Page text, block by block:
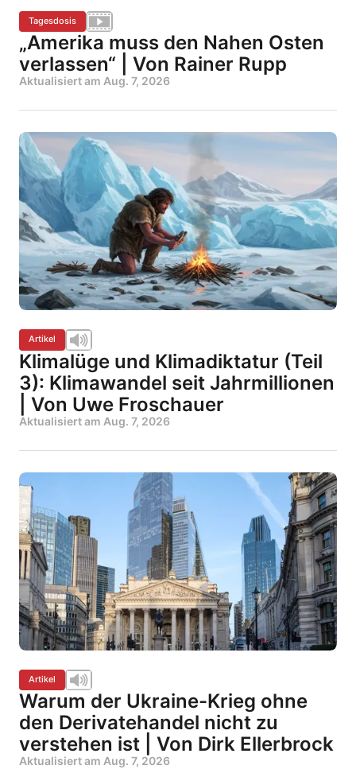
Tagesdosis
„Amerika muss den Nahen Osten
verlassen“ | Von Rainer Rupp
Aktualisiert am Aug. 7, 2026
Artikel
Klimalüge und Klimadiktatur (Teil
3): Klimawandel seit Jahrmillionen
| Von Uwe Froschauer
Aktualisiert am Aug. 7, 2026
Artikel
Warum der Ukraine-Krieg ohne
den Derivatehandel nicht zu
verstehen ist | Von Dirk Ellerbrock
Aktualisiert am Aug. 7, 2026